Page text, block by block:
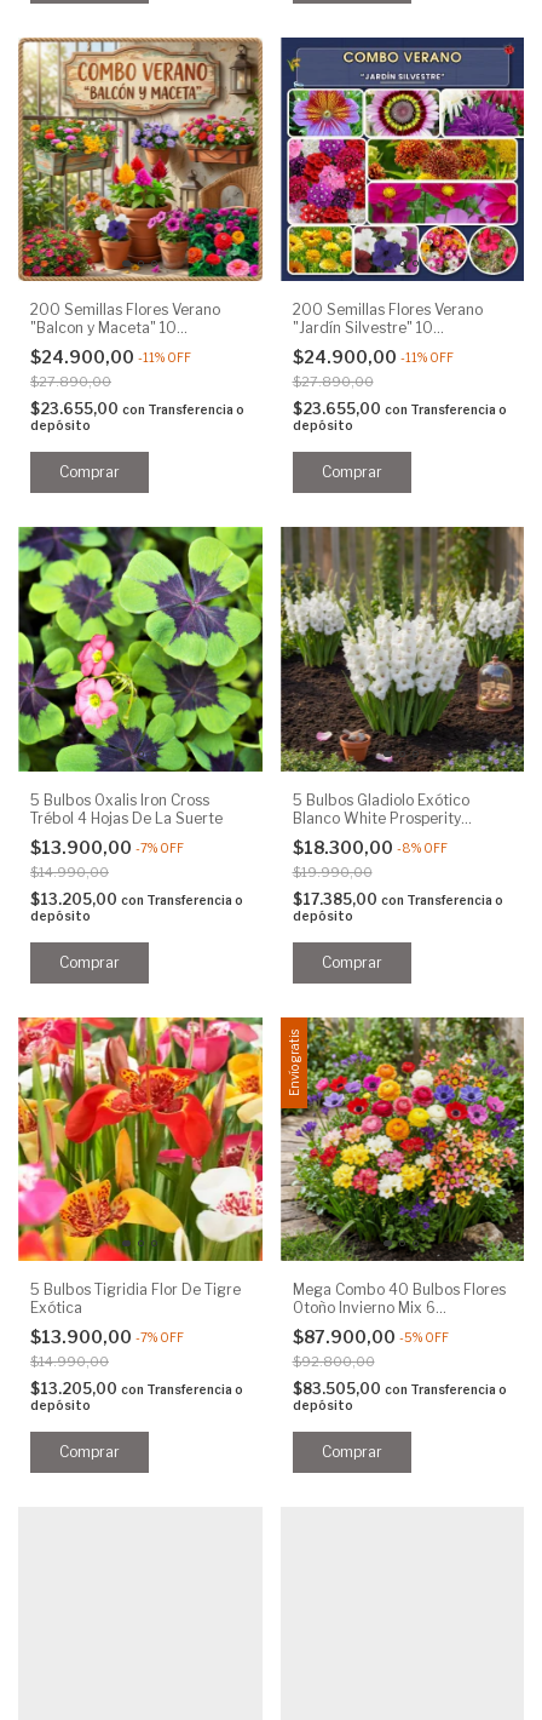
200 Semillas Flores Verano
"Balcon y Maceta" 10
Variedades
$24.900,00 -11% OFF
$27.890,00
$23.655,00 con Transferencia o
depósito
200 Semillas Flores Verano
"Jardín Silvestre" 10
Variedades
$24.900,00 -11% OFF
$27.890,00
$23.655,00 con Transferencia o
depósito
5 Bulbos Oxalis Iron Cross
Trébol 4 Hojas De La Suerte
$13.900,00 -7% OFF
$14.990,00
$13.205,00 con Transferencia o
depósito
5 Bulbos Gladiolo Exótico
Blanco White Prosperity
Holanda 14+
$18.300,00 -8% OFF
$19.990,00
$17.385,00 con Transferencia o
depósito
5 Bulbos Tigridia Flor De Tigre
Exótica
$13.900,00 -7% OFF
$14.990,00
$13.205,00 con Transferencia o
depósito
Envío gratis
Mega Combo 40 Bulbos Flores
Otoño Invierno Mix 6
Variedades
$87.900,00 -5% OFF
$92.800,00
$83.505,00 con Transferencia o
depósito